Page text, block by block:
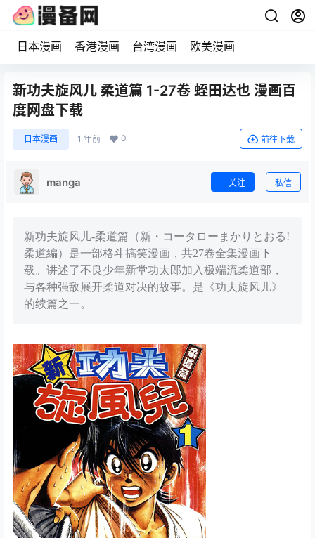
日本漫画 香港漫画 台湾漫画 欧美漫画
新功夫旋风儿 柔道篇 1-27卷 蛭田达也 漫画百
度网盘下载
日本漫画 1 年前 0 前往下载
manga 关注 私信
新功夫旋风儿-柔道篇（新・コータローまかりとおる!
柔道編）是一部格斗搞笑漫画，共27卷全集漫画下
载。讲述了不良少年新堂功太郎加入极端流柔道部，
与各种强敌展开柔道对决的故事。是《功夫旋风儿》
的续篇之一。